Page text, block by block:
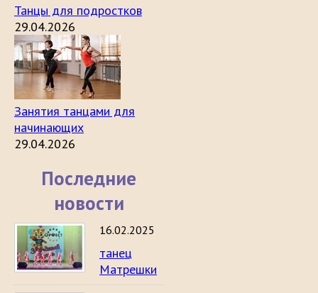
Танцы для подростков
29.04.2026
Занятия танцами для
начинающих
29.04.2026
Последние
новости
16.02.2025
танец
Матрешки